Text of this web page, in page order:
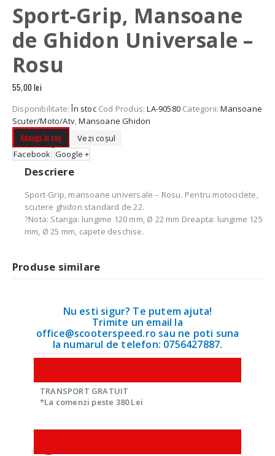
Sport-Grip, Mansoane
de Ghidon Universale –
Rosu
55,00lei
Disponibilitate:În stoc Cod Produs:LA-90580 Categorii:Mansoane
Scuter/Moto/Atv,Mansoane Ghidon
Adaugă în coș
Vezi coșul
Facebook Google +
Descriere
Sport-Grip, mansoane universale – Rosu. Pentru motociclete,
scutere ghidon standard de 22.
?Nota: Stanga: lungime 120 mm, Ø 22 mm Dreapta: lungime 125
mm, Ø 25 mm, capete deschise.
Produse similare
Nu esti sigur? Te putem ajuta!
Trimite un email la
office@scooterspeed.ro sau ne poti suna
la numarul de telefon: 0756427887.
TRANSPORT GRATUIT
*La comenzi peste 380 Lei